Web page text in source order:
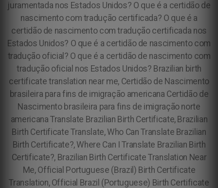
juramentada nos Estados Unidos? O que é a certidão de
nascimento com tradução certificada? O que é a
certidão de nascimento com tradução certificada nos
Estados Unidos? O que é a certidão de nascimento com
tradução oficial? O que é a certidão de nascimento com
tradução oficial nos Estados Unidos? Brazilian birth
certificate translation near me, Certidão de Nascimento
brasileira para fins de imigração americana Certidão de
Nascimento brasileira para fins de imigração norte
americanaTranslate Brazilian Birth Certificate, Brazilian
Birth Certificate Translate, Who Can Translate Brazilian
Birth Certificate?, Where Can I Translate Brazilian Birth
Certificate?, Brazilian Birth Certificate Translation Near
Me, Official Portuguese (Brazil) Birth Certificate
Translation, Official Brazil (Portuguese) Birth Certificate